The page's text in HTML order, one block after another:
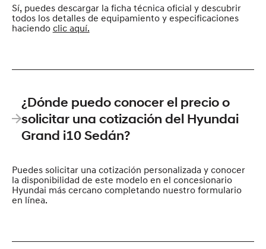
Sí, puedes descargar la ficha técnica oficial y descubrir
todos los detalles de equipamiento y especificaciones
haciendo clic aquí.
¿Dónde puedo conocer el precio o
solicitar una cotización del Hyundai
Grand i10 Sedán?
Puedes solicitar una cotización personalizada y conocer
la disponibilidad de este modelo en el concesionario
Hyundai más cercano completando nuestro formulario
en línea.